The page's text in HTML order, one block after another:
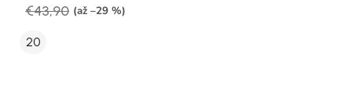
€43,90 (až –29 %)
20